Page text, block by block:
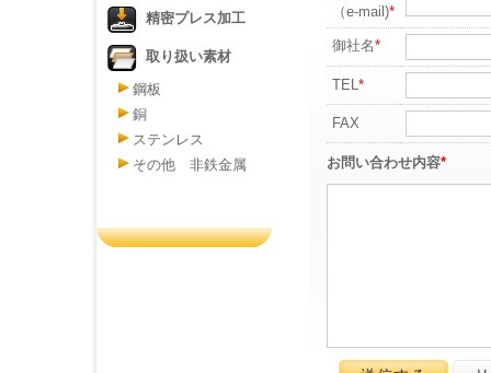
精密プレス加工
取り扱い素材
鋼板
銅
ステンレス
その他 非鉄金属
（e-mail)*
御社名*
TEL*
FAX
お問い合わせ内容*